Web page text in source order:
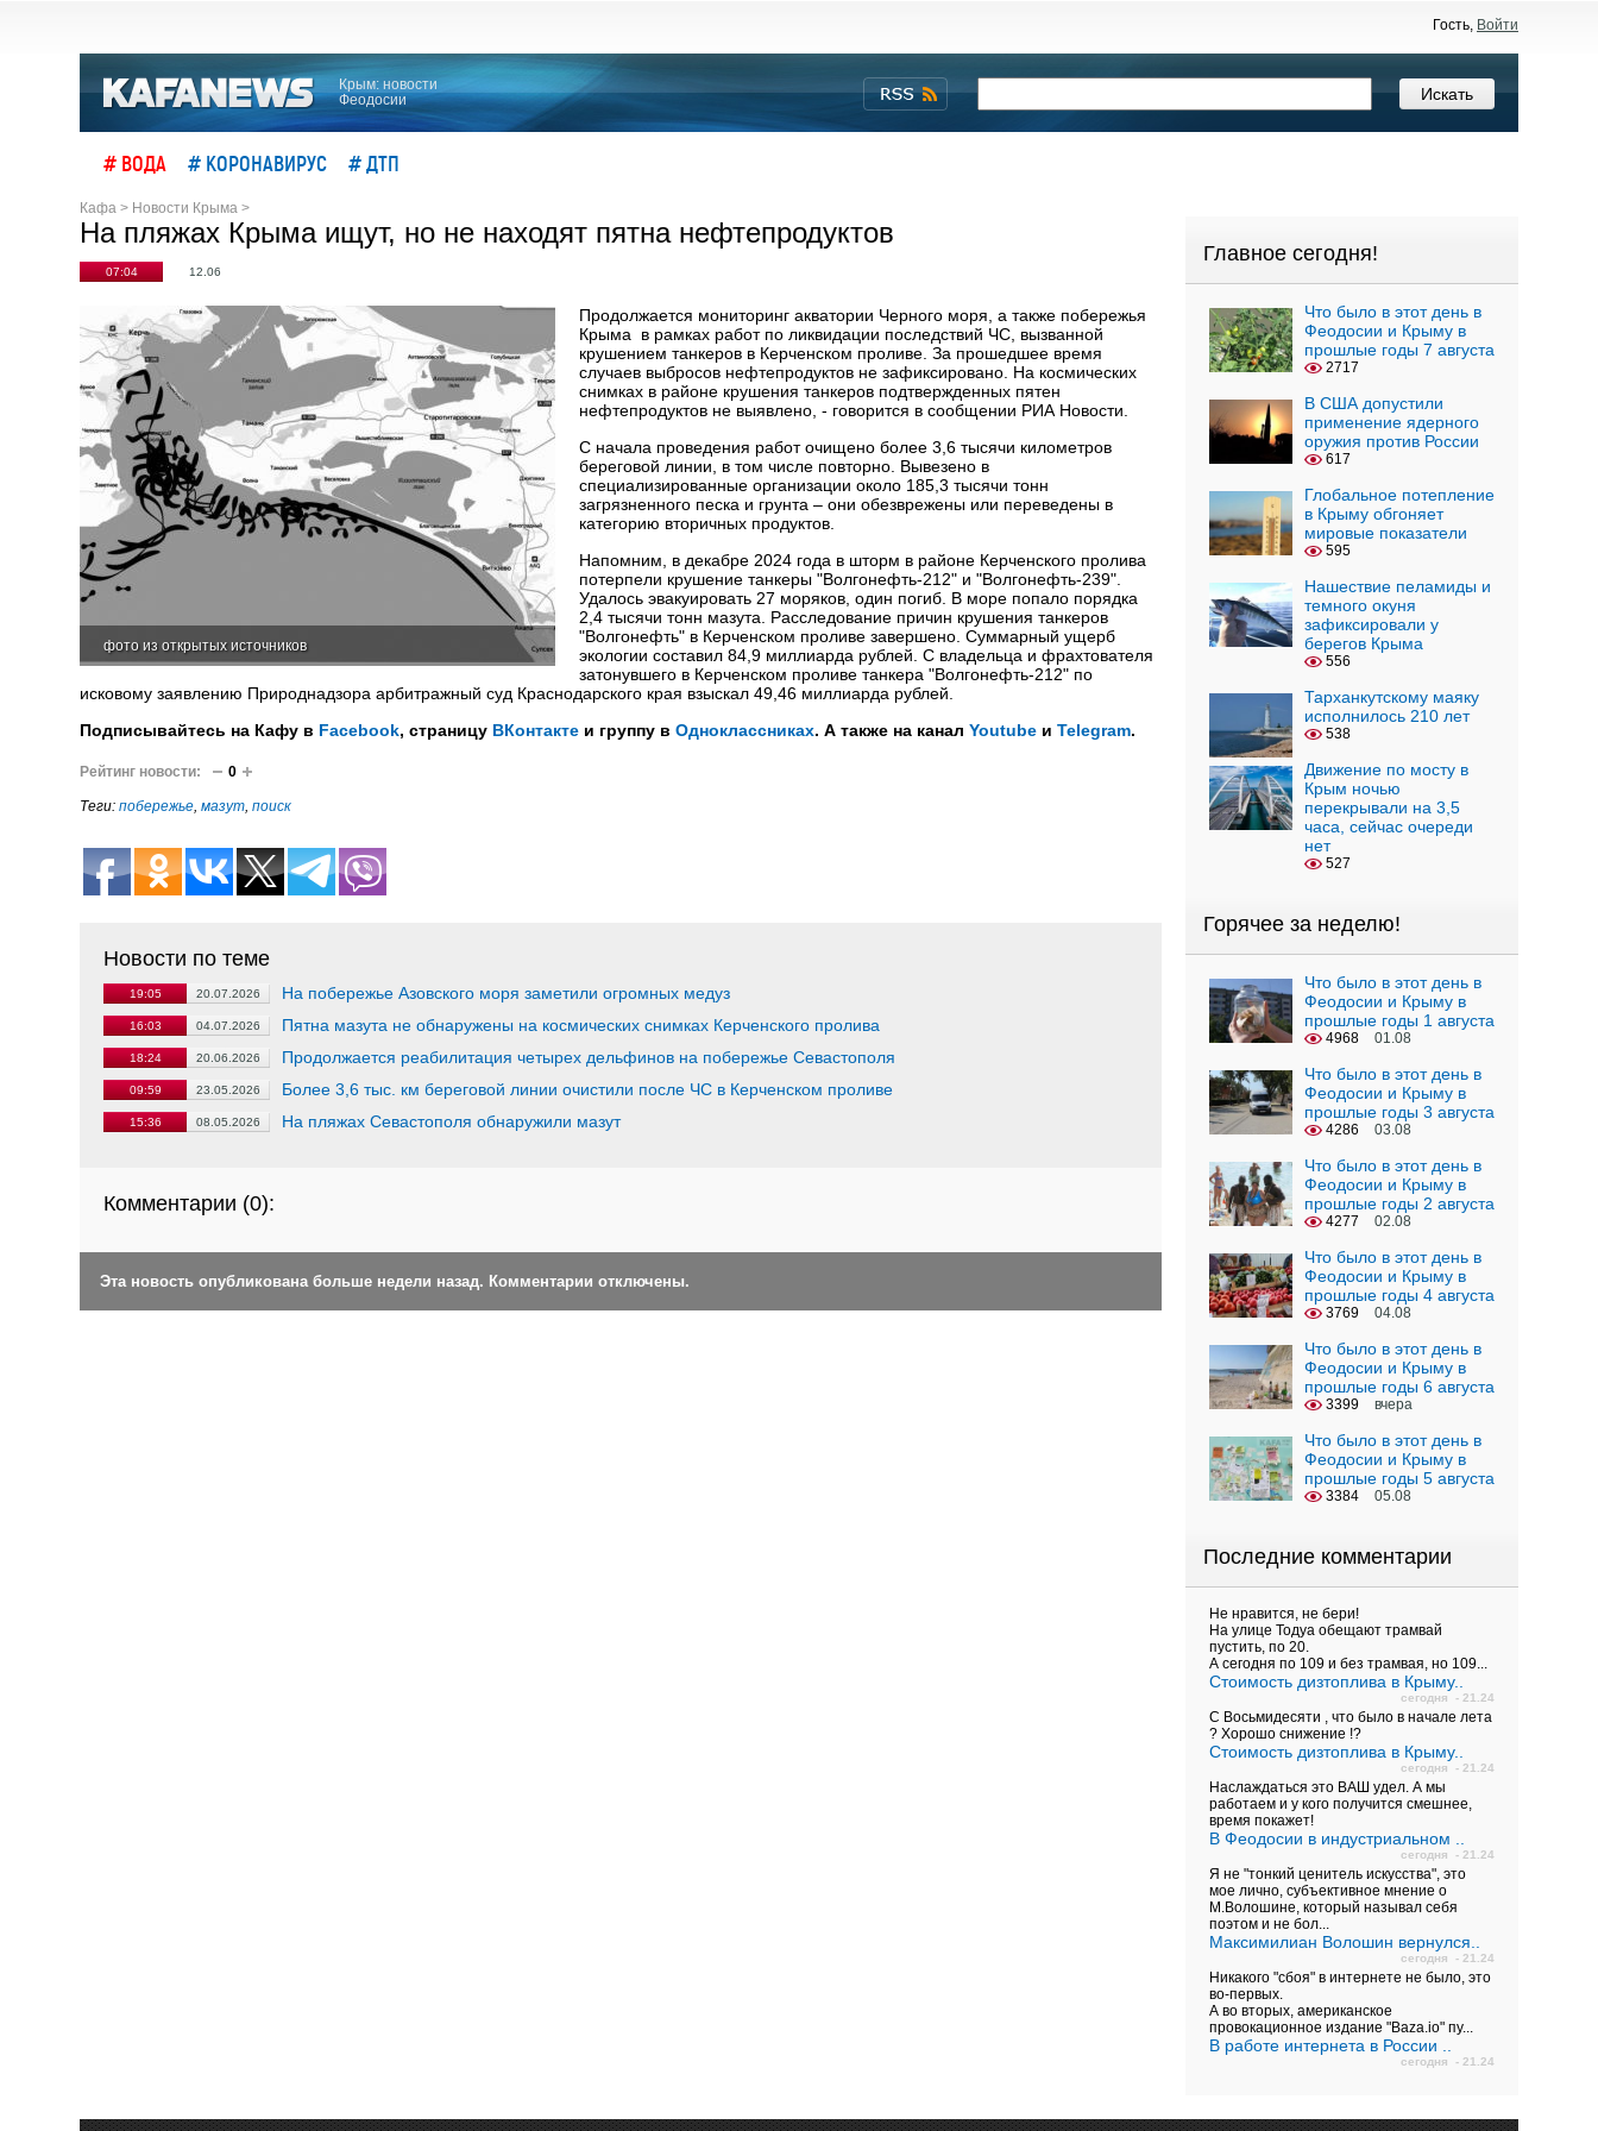
Гость, Войти
Крым: новости
Феодосии
# ВОДА # КОРОНАВИРУС # ДТП
Кафа > Новости Крыма >
На пляжах Крыма ищут, но не находят пятна нефтепродуктов
07:04 12.06
фото из открытых источников
Продолжается мониторинг акватории Черного моря, а также побережья
Крыма в рамках работ по ликвидации последствий ЧС, вызванной
крушением танкеров в Керченском проливе. За прошедшее время
случаев выбросов нефтепродуктов не зафиксировано. На космических
снимках в районе крушения танкеров подтвержденных пятен
нефтепродуктов не выявлено, - говорится в сообщении РИА Новости.
С начала проведения работ очищено более 3,6 тысячи километров
береговой линии, в том числе повторно. Вывезено в
специализированные организации около 185,3 тысячи тонн
загрязненного песка и грунта – они обезврежены или переведены в
категорию вторичных продуктов.
Напомним, в декабре 2024 года в шторм в районе Керченского пролива
потерпели крушение танкеры "Волгонефть-212" и "Волгонефть-239".
Удалось эвакуировать 27 моряков, один погиб. В море попало порядка
2,4 тысячи тонн мазута. Расследование причин крушения танкеров
"Волгонефть" в Керченском проливе завершено. Суммарный ущерб
экологии составил 84,9 миллиарда рублей. С владельца и фрахтователя
затонувшего в Керченском проливе танкера "Волгонефть-212" по
исковому заявлению Природнадзора арбитражный суд Краснодарского края взыскал 49,46 миллиарда рублей.
Подписывайтесь на Кафу в Facebook, страницу ВКонтакте и группу в Одноклассниках. А также на канал Youtube и Telegram.
Рейтинг новости: 0
Теги: побережье, мазут, поиск
Новости по теме
19:05 20.07.2026 На побережье Азовского моря заметили огромных медуз
16:03 04.07.2026 Пятна мазута не обнаружены на космических снимках Керченского пролива
18:24 20.06.2026 Продолжается реабилитация четырех дельфинов на побережье Севастополя
09:59 23.05.2026 Более 3,6 тыс. км береговой линии очистили после ЧС в Керченском проливе
15:36 08.05.2026 На пляжах Севастополя обнаружили мазут
Комментарии (0):
Эта новость опубликована больше недели назад. Комментарии отключены.
Главное сегодня!
Что было в этот день в
Феодосии и Крыму в
прошлые годы 7 августа
2717
В США допустили
применение ядерного
оружия против России
617
Глобальное потепление
в Крыму обгоняет
мировые показатели
595
Нашествие пеламиды и
темного окуня
зафиксировали у
берегов Крыма
556
Тарханкутскому маяку
исполнилось 210 лет
538
Движение по мосту в
Крым ночью
перекрывали на 3,5
часа, сейчас очереди
нет
527
Горячее за неделю!
Что было в этот день в
Феодосии и Крыму в
прошлые годы 1 августа
4968 01.08
Что было в этот день в
Феодосии и Крыму в
прошлые годы 3 августа
4286 03.08
Что было в этот день в
Феодосии и Крыму в
прошлые годы 2 августа
4277 02.08
Что было в этот день в
Феодосии и Крыму в
прошлые годы 4 августа
3769 04.08
Что было в этот день в
Феодосии и Крыму в
прошлые годы 6 августа
3399 вчера
Что было в этот день в
Феодосии и Крыму в
прошлые годы 5 августа
3384 05.08
Последние комментарии
Не нравится, не бери!
На улице Тодуа обещают трамвай
пустить, по 20.
А сегодня по 109 и без трамвая, но 109...
Стоимость дизтоплива в Крыму..
сегодня - 21.24
С Восьмидесяти , что было в начале лета
? Хорошо снижение !?
Стоимость дизтоплива в Крыму..
сегодня - 21.24
Наслаждаться это ВАШ удел. А мы
работаем и у кого получится смешнее,
время покажет!
В Феодосии в индустриальном ..
сегодня - 21.24
Я не "тонкий ценитель искусства", это
мое лично, субъективное мнение о
М.Волошине, который называл себя
поэтом и не бол...
Максимилиан Волошин вернулся..
сегодня - 21.24
Никакого "сбоя" в интернете не было, это
во-первых.
А во вторых, американское
провокационное издание "Baza.io" пу...
В работе интернета в России ..
сегодня - 21.24